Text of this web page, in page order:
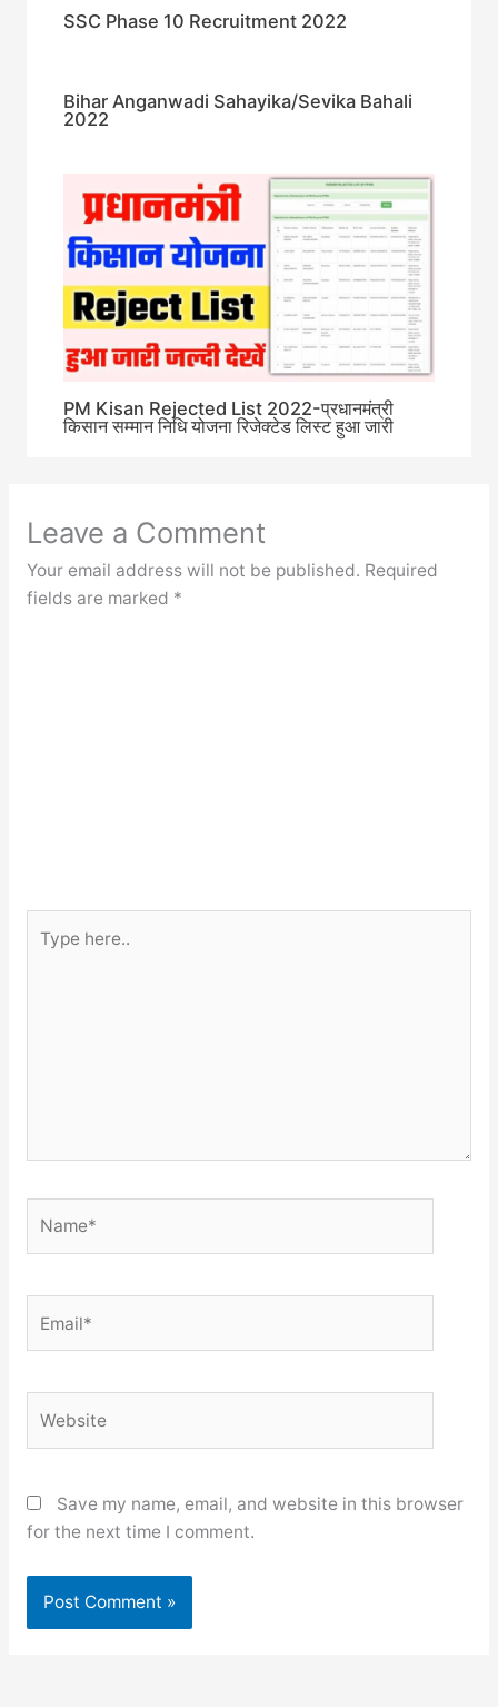
SSC Phase 10 Recruitment 2022
Bihar Anganwadi Sahayika/Sevika Bahali
2022
PM Kisan Rejected List 2022-प्रधानमंत्री
किसान सम्मान निधि योजना रिजेक्टेड लिस्ट हुआ जारी
Leave a Comment
Your email address will not be published. Required
fields are marked *
here..
Save my name, email, and website in this browser
for the next time I comment.